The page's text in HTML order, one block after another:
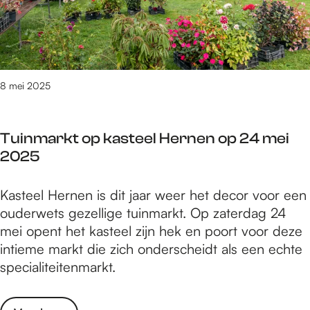
d
e
r
e
n
n
m
z
i
e
k
a
a
n
d
W
l
n
d
e
r
e
N
i
j
m
e
g
n
o
p
7
e
n
1
8
i
s
i
e
B
c
h
n
N
i
j
m
g
Tuinmarkt op kasteel Hernen op 24 mei
2025
8 mei 2025
T
u
i
n
m
r
Kasteel Hernen is dit jaar weer het decor voor een
ouderwets gezellige tuinmarkt. Op zaterdag 24
mei opent het kasteel zijn hek en poort voor deze
intieme markt die zich onderscheidt als een echte
specialiteitenmarkt.